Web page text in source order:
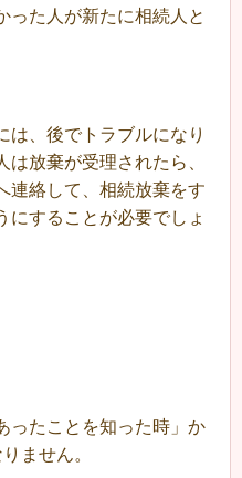
った人が新たに相続人と
は、後でトラブルになり
は放棄が受理されたら、
連絡して、相続放棄をす
にすることが必要でしょ
ったことを知った時」か
ません。